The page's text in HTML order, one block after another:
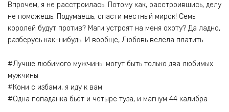
Впрочем, я не расстроилась. Потому как, расстроившись, делу
не поможешь. Подумаешь, спасти местный мирок! Семь
королей будут против? Маги устроят на меня охоту? Да ладно,
разберусь как-нибудь. И вообще, Любовь велела платить
#Лучше любимого мужчины могут быть только два любимых
мужчины
#Кони с избами, я иду к вам
#Одна попаданка бьёт и четыре туза, и магнум 44 калибра